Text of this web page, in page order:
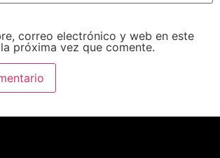
correo electrónico y web en este
próxima vez que comente.